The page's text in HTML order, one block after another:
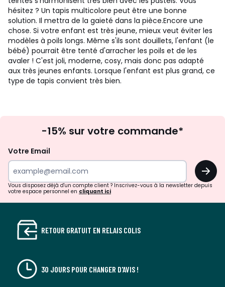
hésitez ? Un tapis multicolore peut être une bonne
solution. Il mettra de la gaieté dans la pièce.Encore une
chose. Si votre enfant est très jeune, mieux veut éviter les
modèles à poils longs. Même s'ils sont douillets, l'enfant (le
bébé) pourrait être tenté d'arracher les poils et de les
avaler ! C'est joli, moderne, cosy, mais donc pas adapté
aux très jeunes enfants. Lorsque l'enfant est plus grand, ce
type de tapis convient très bien.
à
newsletter
-15% sur votre commande*
Votre Email
OK
Vous disposez déjà d'un compte client ? Inscrivez-vous à la newsletter depuis
votre espace personnel en cliquant ici
RETOUR GRATUIT EN RELAIS COLIS
30 JOURS POUR CHANGER D'AVIS !